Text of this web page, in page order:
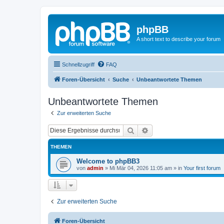
phpBB
A short text to describe your forum
Schnellzugriff FAQ
Foren-Übersicht Suche Unbeantwortete Themen
Unbeantwortete Themen
Zur erweiterten Suche
Suche
THEMEN
Welcome to phpBB3
von admin » Mi Mär 04, 2026 11:05 am » in Your first forum
Zur erweiterten Suche
Foren-Übersicht